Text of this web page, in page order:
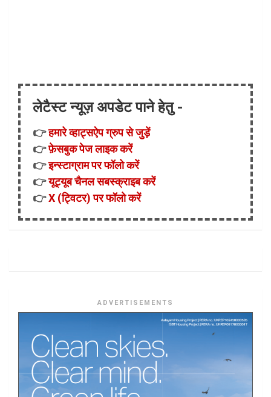
लेटैस्ट न्यूज़ अपडेट पाने हेतु -
👉हमारे व्हाट्सऐप ग्रुप से जुड़ें
👉फ़ेसबुक पेज लाइक करें
👉इन्स्टाग्राम पर फॉलो करें
👉यूट्यूब चैनल सबस्क्राइब करें
👉X (ट्विटर) पर फॉलो करें
ADVERTISEMENTS